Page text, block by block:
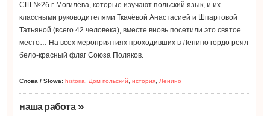
СШ №2б г. Могилёва, которые изучают польский язык, и их
классными руководителями Ткачёвой Анастасией и Шпартовой
Татьяной (всего 42 человека), вместе вновь посетили это святое
место… На всех мероприятиях проходивших в Ленино гордо реял
бело-красный флаг Союза Поляков.
Слова / Słowa: historia Дом польский ,история Ленино
наша работа»